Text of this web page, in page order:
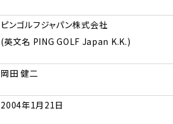
ピンゴルフジャパン株式会社
(英文名 PING GOLF Japan K.K.)
岡田 健二
2004年1月21日